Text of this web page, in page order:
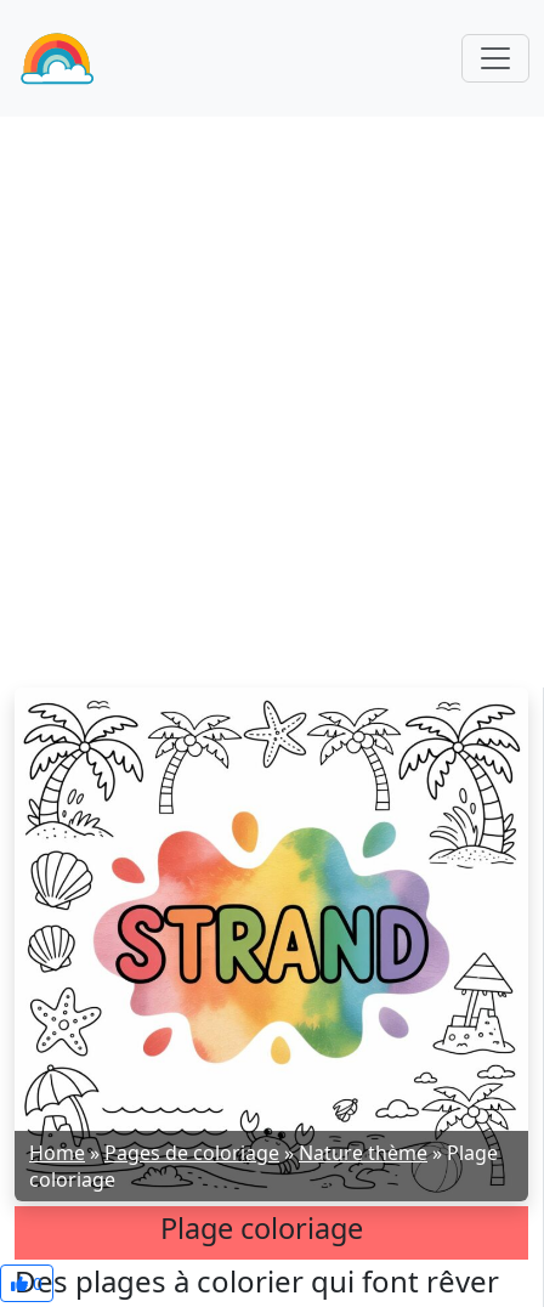
Home»Pages de coloriage»Nature thème»Plage
coloriage
Plage coloriage
0
Des plages à colorier qui font rêver